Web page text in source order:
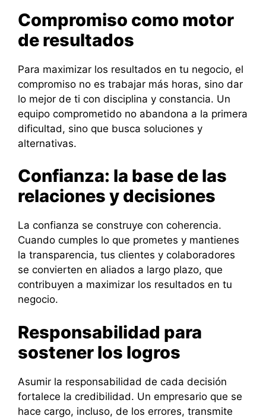
Compromiso como motor
de resultados
Para maximizar los resultados en tu negocio, el
compromiso no es trabajar más horas, sino dar
lo mejor de ti con disciplina y constancia. Un
equipo comprometido no abandona a la primera
dificultad, sino que busca soluciones y
alternativas.
Confianza: la base de las
relaciones y decisiones
La confianza se construye con coherencia.
Cuando cumples lo que prometes y mantienes
la transparencia, tus clientes y colaboradores
se convierten en aliados a largo plazo, que
contribuyen a maximizar los resultados en tu
negocio.
Responsabilidad para
sostener los logros
Asumir la responsabilidad de cada decisión
fortalece la credibilidad. Un empresario que se
hace cargo, incluso, de los errores, transmite